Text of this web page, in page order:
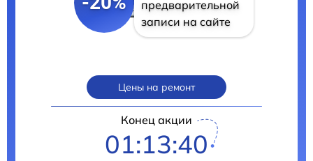
предварительной
записи на сайте
Цены на ремонт
Конец акции
01:13:39